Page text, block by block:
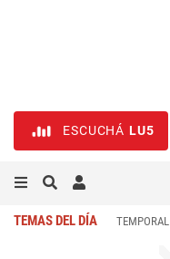
ESCUCHÁ LU5
TEMAS DEL DÍA TEMPORAL